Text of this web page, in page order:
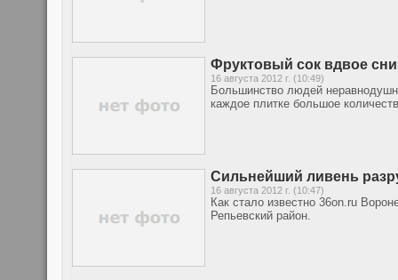
Фруктовый сок вдвое
16 августа 2012 г. (10:49)
Большинство людей
каждое плитке большое
Сильнейший ливень
16 августа 2012 г. (10:47)
Как стало известно 36on.ru
Репьевский район.